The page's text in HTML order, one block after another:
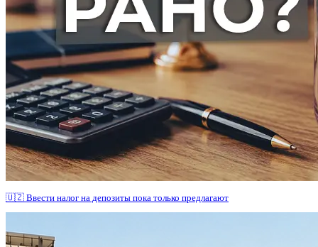
🇺🇿 Ввести налог на депозиты пока только предлагают